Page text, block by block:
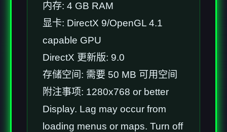
内存: 4 GB RAM
显卡: DirectX 9/OpenGL 4.1
capable GPU
DirectX 更新版: 9.0
存储空间: 需要 50 MB 可用空间
附注事项: 1280x768 or better
Display. Lag may occur from
loading menus or maps. Turn off